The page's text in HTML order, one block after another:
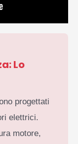
Lo
progettati
elettrici.
motore,